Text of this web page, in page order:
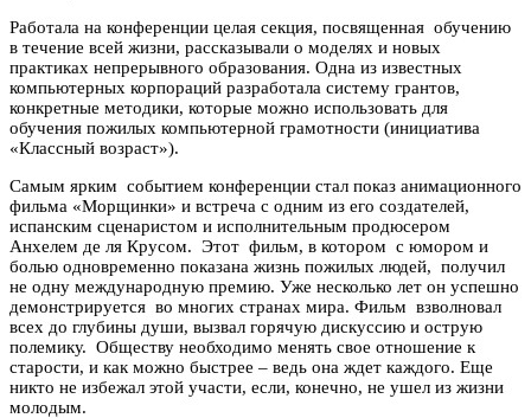
Работала на конференции целая секция, посвященная обучению
в течение всей жизни, рассказывали о моделях и новых
практиках непрерывного образования. Одна из известных
компьютерных корпораций разработала систему грантов,
конкретные методики, которые можно использовать для
обучения пожилых компьютерной грамотности (инициатива
«Классный возраст»).
Самым ярким событием конференции стал показ анимационного
фильма «Морщинки» и встреча с одним из его создателей,
испанским сценаристом и исполнительным продюсером
Анхелем де ля Крусом. Этот фильм, в котором с юмором и
болью одновременно показана жизнь пожилых людей, получил
не одну международную премию. Уже несколько лет он успешно
демонстрируется во многих странах мира. Фильм взволновал
всех до глубины души, вызвал горячую дискуссию и острую
полемику. Обществу необходимо менять свое отношение к
старости, и как можно быстрее – ведь она ждет каждого. Еще
никто не избежал этой участи, если, конечно, не ушел из жизни
молодым.